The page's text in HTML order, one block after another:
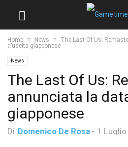
Home News
The Last Of Us:
d’uscita giapponese
News
The Last Of Us:
annunciata la
giapponese
Di Domenico De Rosa - 1